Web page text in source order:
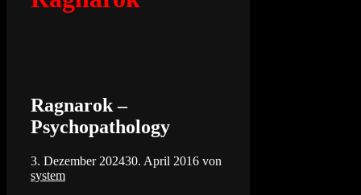
Ragnarok –
Psychopathology
3. Dezember 202430. April 2016 von
system